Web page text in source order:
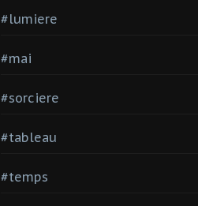
#lumiere
#mai
#sorciere
#tableau
#temps